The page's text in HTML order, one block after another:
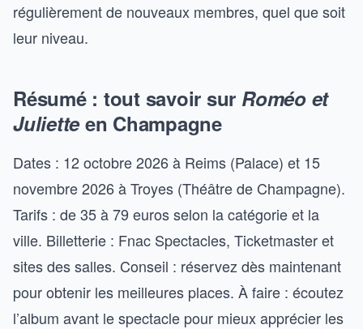
régulièrement de nouveaux membres, quel que soit
leur niveau.
Résumé : tout savoir sur Roméo et
Julietteen Champagne
Dates : 12 octobre 2026 à Reims (Palace) et 15
novembre 2026 à Troyes (Théâtre de Champagne).
Tarifs : de 35 à 79 euros selon la catégorie et la
ville. Billetterie : Fnac Spectacles, Ticketmaster et
sites des salles. Conseil : réservez dès maintenant
pour obtenir les meilleures places. À faire : écoutez
l’album avant le spectacle pour mieux apprécier les